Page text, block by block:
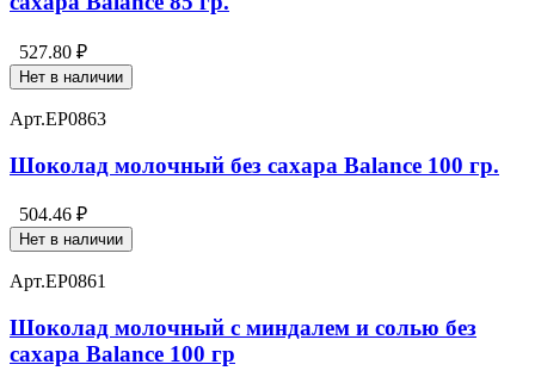
527.80 ₽
Нет в наличии
Арт.EP0863
Шоколад молочный без сахара Balance 100 гр.
504.46 ₽
Нет в наличии
Арт.EP0861
Шоколад молочный с миндалем и солью без
сахара Balance 100 гр